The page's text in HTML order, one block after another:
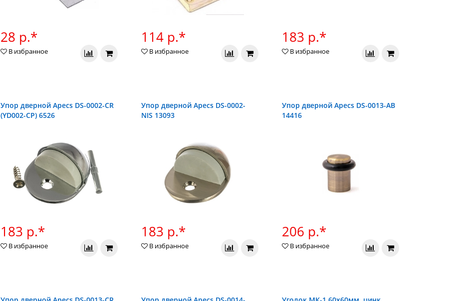
28 р.*
В избранное
114 р.*
В избранное
183 р.*
В избранное
Упор дверной Apecs DS-0002-CR
(YD002-CP) 6526
183 р.*
В избранное
Упор дверной Apecs DS-0002-
NIS 13093
183 р.*
В избранное
Упор дверной Apecs DS-0013-AB
14416
206 р.*
В избранное